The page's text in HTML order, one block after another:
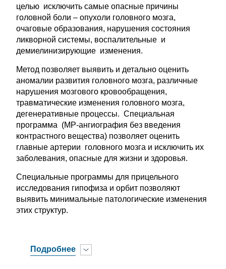
целью исключить самые опасные причины
головной боли – опухоли головного мозга,
очаговые образования, нарушения состояния
ликворной системы, воспалительные и
демиелинизирующие изменения.
Метод позволяет выявить и детально оценить
аномалии развития головного мозга, различные
нарушения мозгового кровообращения,
травматические изменения головного мозга,
дегенеративные процессы. Специальная
программа (МР-ангиография без введения
контрастного вещества) позволяет оценить
главные артерии головного мозга и исключить их
заболевания, опасные для жизни и здоровья.
Специальные программы для прицельного
исследования гипофиза и орбит позволяют
выявить минимальные патологические изменения
этих структур.
Подробнее